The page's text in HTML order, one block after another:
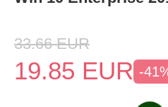
33.66 EUR
19.85 EUR -